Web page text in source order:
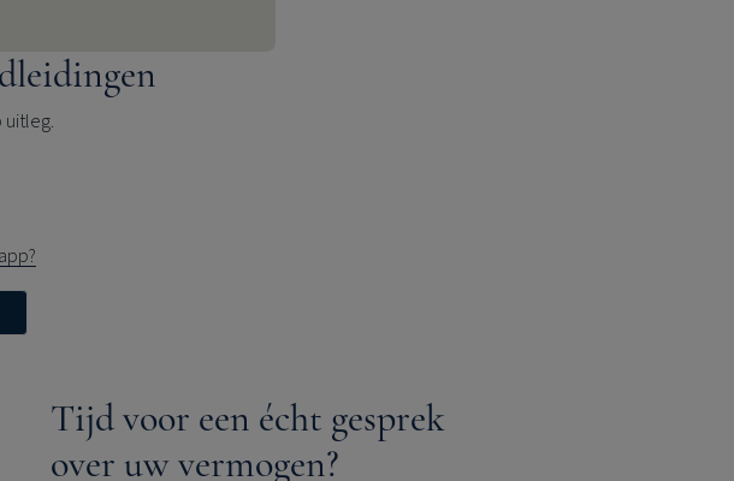
uitleg.
Tijd voor een écht gesprek
over uw vermogen?